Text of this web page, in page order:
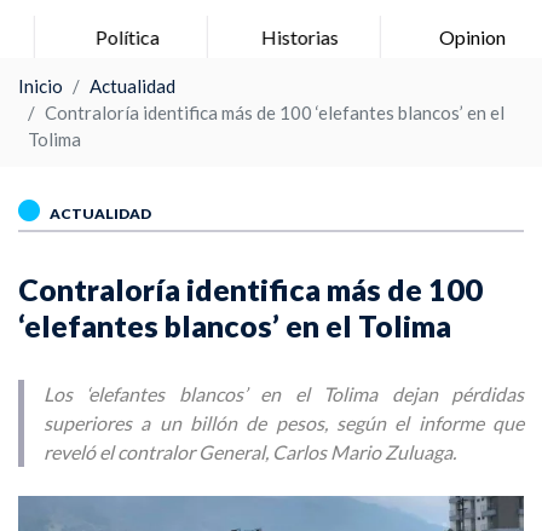
Política Historias Opinion
Inicio
Actualidad
Contraloría identifica más de 100 ‘elefantes blancos’ en el
Tolima
ACTUALIDAD
Contraloría identifica más de 100
‘elefantes blancos’ en el Tolima
Los ‘elefantes blancos’ en el Tolima dejan pérdidas
superiores a un billón de pesos, según el informe que
reveló el contralor General, Carlos Mario Zuluaga.